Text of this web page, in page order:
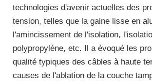
technologies d'avenir actuelles des
tension, telles que la gaine lisse en
l'amincissement de l'isolation,
polypropylène, etc. Il a évoqué les
qualité typiques des câbles à haute
causes de l'ablation de la couche